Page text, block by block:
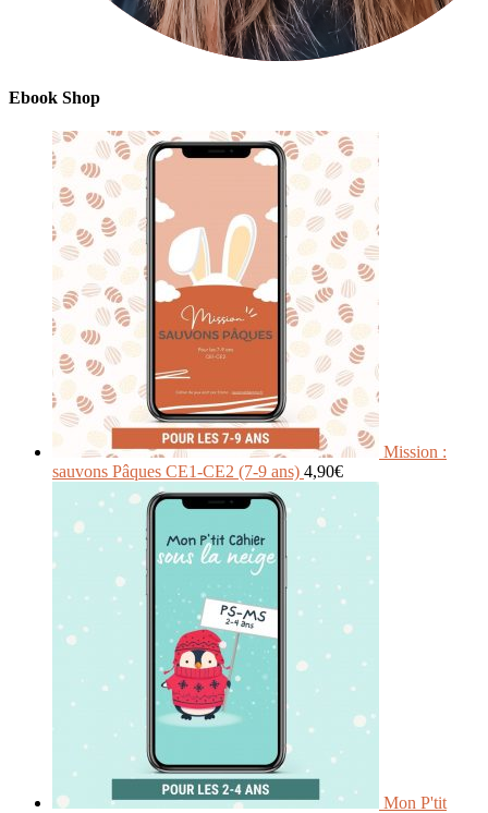
Ebook Shop
Mission :
sauvons Pâques CE1-CE2 (7-9 ans) 4,90€
Mon P'tit